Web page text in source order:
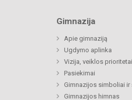
Gimnazija
Apie gimnaziją
Ugdymo aplinka
Vizija, veiklos
Pasiekimai
Gimnazijos simboliai ir
Gimnazijos himnas